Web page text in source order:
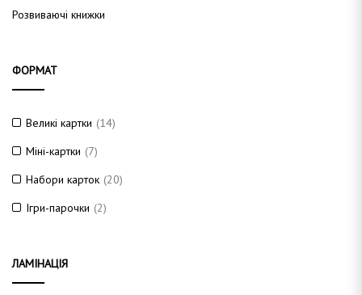
Розвиваючі книжки
ФОРМАТ
Великі картки (14)
Міні-картки (7)
Набори карток (20)
Ігри-парочки (2)
ЛАМІНАЦІЯ